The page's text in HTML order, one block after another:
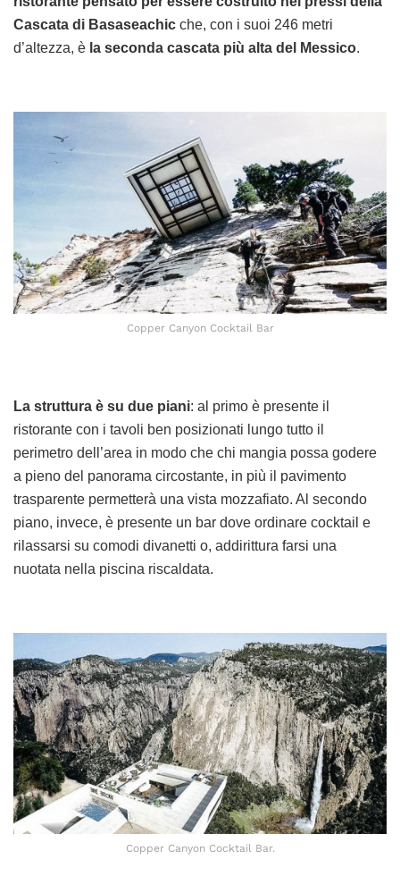
Cascata di Basaseachic che, con i suoi 246 metri
d’altezza, è la seconda cascata più alta del Messico.
Copper Canyon Cocktail Bar
La struttura è su due piani: al primo è presente il
ristorante con i tavoli ben posizionati lungo tutto il
perimetro dell’area in modo che chi mangia possa godere
a pieno del panorama circostante, in più il pavimento
trasparente permetterà una vista mozzafiato. Al secondo
piano, invece, è presente un bar dove ordinare cocktail e
rilassarsi su comodi divanetti o, addirittura farsi una
nuotata nella piscina riscaldata.
Copper Canyon Cocktail Bar.